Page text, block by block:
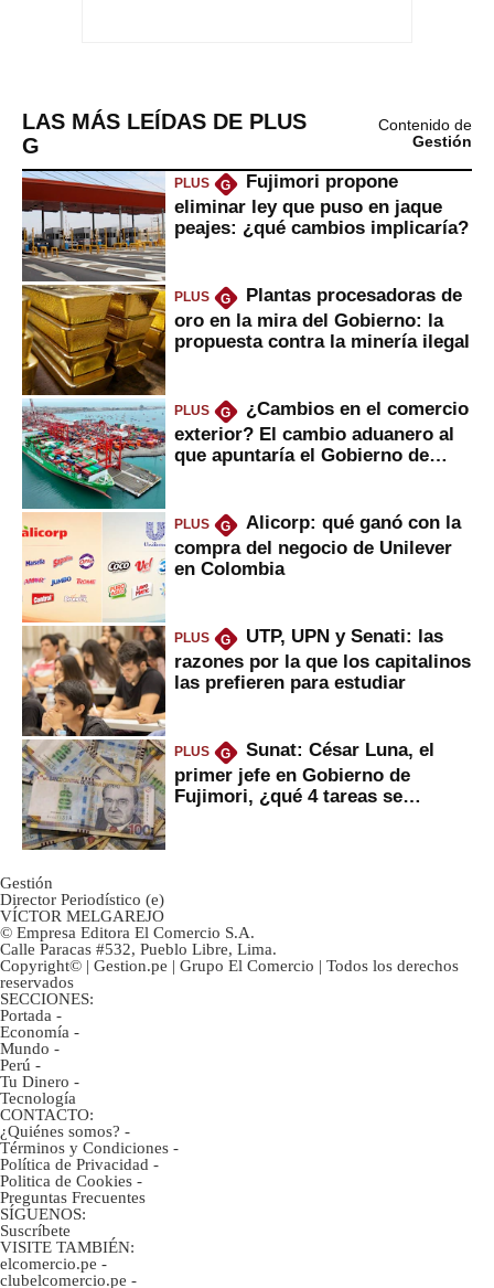
LAS MÁS LEÍDAS DE PLUS
G
Contenido de
Gestión
PLUS G
Fujimori propone
eliminar ley que puso en jaque
peajes: ¿qué cambios implicaría?
PLUS G
Plantas procesadoras de
oro en la mira del Gobierno: la
propuesta contra la minería ilegal
PLUS G
¿Cambios en el comercio
exterior? El cambio aduanero al
que apuntaría el Gobierno de
PLUS G
Alicorp: qué ganó con la
compra del negocio de Unilever
en Colombia
PLUS G
UTP, UPN y Senati: las
razones por la que los capitalinos
las prefieren para estudiar
PLUS G
Sunat: César Luna, el
primer jefe en Gobierno de
Fujimori, ¿qué 4 tareas se
Gestión
Director Periodístico (e)
VÍCTOR MELGAREJO
© Empresa Editora El Comercio S.A.
Calle Paracas #532, Pueblo Libre, Lima.
Copyright© | Gestion.pe | Grupo El Comercio | Todos los derechos
reservados
SECCIONES:
Portada -
Economía -
Mundo -
Perú -
Tu Dinero -
Tecnología
CONTACTO:
¿Quiénes somos? -
Términos y Condiciones -
Política de Privacidad -
Politica de Cookies -
Preguntas Frecuentes
SÍGUENOS:
Suscríbete
VISITE TAMBIÉN:
elcomercio.pe -
clubelcomercio.pe -